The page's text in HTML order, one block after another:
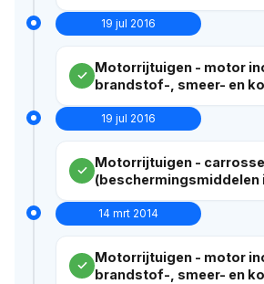
19 jul 2016
Motorrijtuigen - motor
brandstof-, smeer- en
19 jul 2016
Motorrijtuigen -
(beschermingsmiddelen
14 mrt 2014
Motorrijtuigen - motor
brandstof-, smeer- en